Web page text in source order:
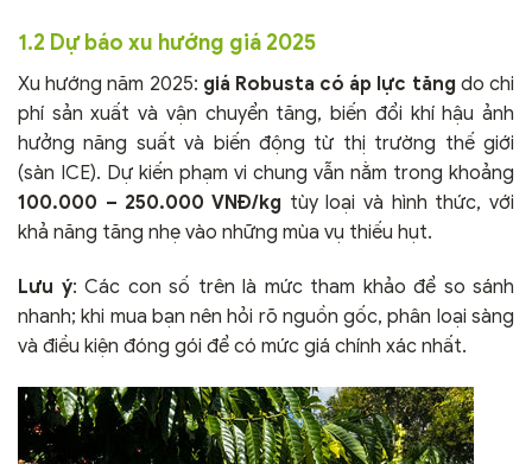
1.2 Dự báo xu hướng giá 2025
Xu hướng năm 2025: giá Robusta có áp lực tăng do chi
phí sản xuất và vận chuyển tăng, biến đổi khí hậu ảnh
hưởng năng suất và biến động từ thị trường thế giới
(sàn ICE). Dự kiến phạm vi chung vẫn nằm trong khoảng
100.000 – 250.000 VNĐ/kg tùy loại và hình thức, với
khả năng tăng nhẹ vào những mùa vụ thiếu hụt.
Lưu ý: Các con số trên là mức tham khảo để so sánh
nhanh; khi mua bạn nên hỏi rõ nguồn gốc, phân loại sàng
và điều kiện đóng gói để có mức giá chính xác nhất.